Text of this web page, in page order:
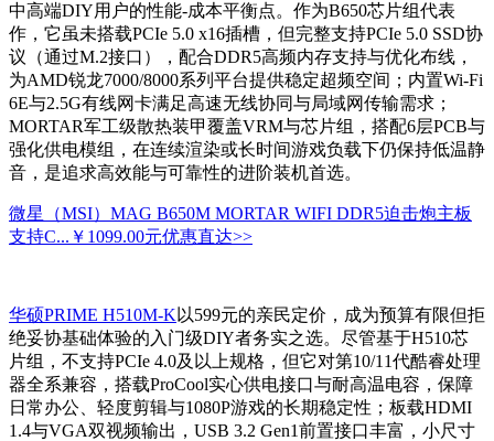
中高端DIY用户的性能-成本平衡点。作为B650芯片组代表
作，它虽未搭载PCIe 5.0 x16插槽，但完整支持PCIe 5.0 SSD协
议（通过M.2接口），配合DDR5高频内存支持与优化布线，
为AMD锐龙7000/8000系列平台提供稳定超频空间；内置Wi-Fi
6E与2.5G有线网卡满足高速无线协同与局域网传输需求；
MORTAR军工级散热装甲覆盖VRM与芯片组，搭配6层PCB与
强化供电模组，在连续渲染或长时间游戏负载下仍保持低温静
音，是追求高效能与可靠性的进阶装机首选。
微星（MSI）MAG B650M MORTAR WIFI DDR5迫击炮主板
支持C... ￥1099.00元优惠直达>>
华硕PRIME H510M-K 以599元的亲民定价，成为预算有限但拒
绝妥协基础体验的入门级DIY者务实之选。尽管基于H510芯
片组，不支持PCIe 4.0及以上规格，但它对第10/11代酷睿处理
器全系兼容，搭载ProCool实心供电接口与耐高温电容，保障
日常办公、轻度剪辑与1080P游戏的长期稳定性；板载HDMI
1.4与VGA双视频输出，USB 3.2 Gen1前置接口丰富，小尺寸